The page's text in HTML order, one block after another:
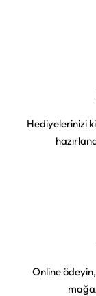
Hediyelerinizi
Online